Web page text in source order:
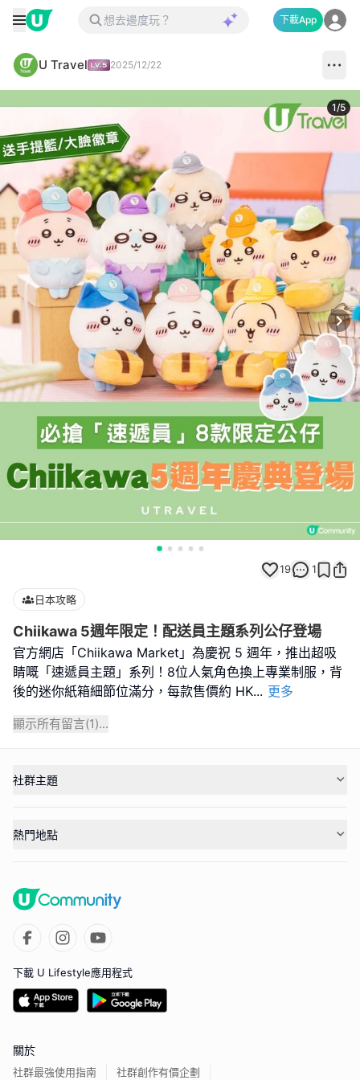
下載App
U Travel 2025/12/22
1/5
19 1
日本攻略
Chiikawa 5週年限定！配送員主題系列公仔登場
官方網店「Chiikawa Market」為慶祝 5 週年，推出超吸
睛嘅「速遞員主題」系列！8位人氣角色換上專業制服，背
後的迷你紙箱細節位滿分，每款售價約 HK... 更多
顯示所有留言(1)...
社群主題
熱門地點
下載 U Lifestyle應用程式
關於
社群最強使用指南 社群創作有價企劃